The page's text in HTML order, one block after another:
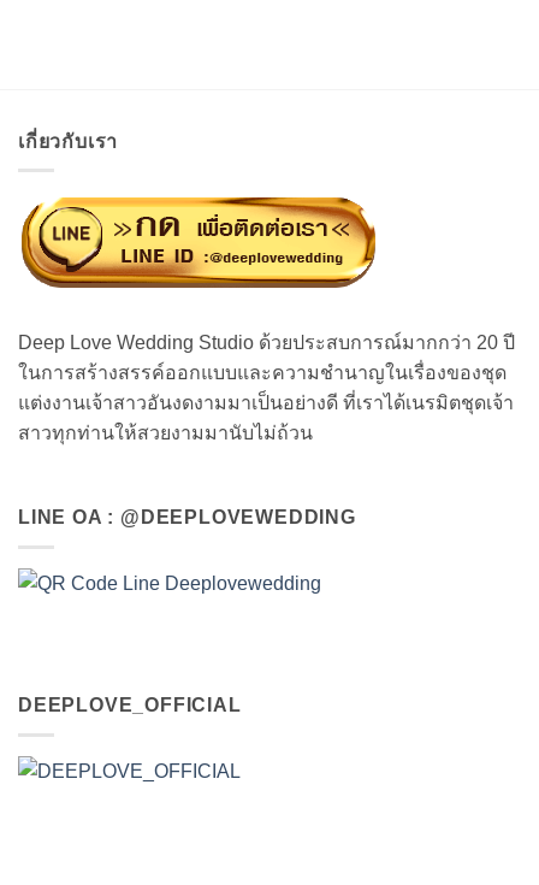
เกี่ยวกับเรา
Deep Love Wedding Studio ด้วยประสบการณ์มากกว่า 20 ปี
ในการสร้างสรรค์ออกแบบและความชำนาญในเรื่องของชุด
แต่งงานเจ้าสาวอันงดงามมาเป็นอย่างดี ที่เราได้เนรมิตชุดเจ้า
สาวทุกท่านให้สวยงามมานับไม่ถ้วน
LINE OA : @DEEPLOVEWEDDING
DEEPLOVE_OFFICIAL